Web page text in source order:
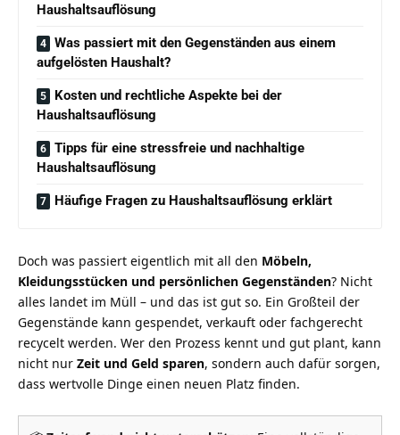
Haushaltsauflösung
Was passiert mit den Gegenständen aus einem
aufgelösten Haushalt?
Kosten und rechtliche Aspekte bei der
Haushaltsauflösung
Tipps für eine stressfreie und nachhaltige
Haushaltsauflösung
Häufige Fragen zu Haushaltsauflösung erklärt
Doch was passiert eigentlich mit all den Möbeln,
Kleidungsstücken und persönlichen Gegenständen? Nicht
alles landet im Müll – und das ist gut so. Ein Großteil der
Gegenstände kann gespendet, verkauft oder fachgerecht
recycelt werden. Wer den Prozess kennt und gut plant, kann
nicht nur Zeit und Geld sparen, sondern auch dafür sorgen,
dass wertvolle Dinge einen neuen Platz finden.